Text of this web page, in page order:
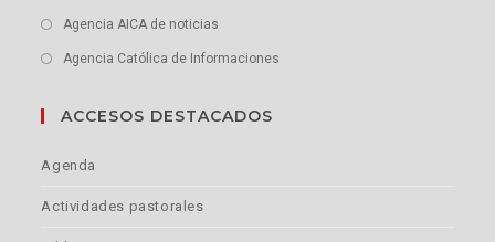
Agencia AICA de noticias
Agencia Católica de Informaciones
ACCESOS DESTACADOS
Agenda
Actividades pastorales